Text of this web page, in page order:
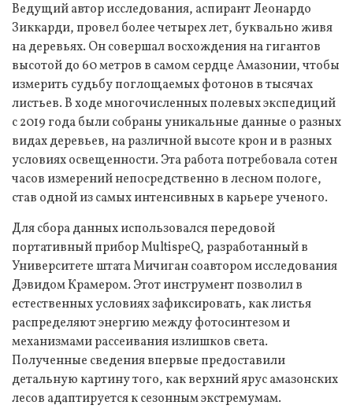
Ведущий автор исследования, аспирант Леонардо
Зиккарди, провел более четырех лет, буквально живя
на деревьях. Он совершал восхождения на гигантов
высотой до 60 метров в самом сердце Амазонии, чтобы
измерить судьбу поглощаемых фотонов в тысячах
листьев. В ходе многочисленных полевых экспедиций
с 2019 года были собраны уникальные данные о разных
видах деревьев, на различной высоте крон и в разных
условиях освещенности. Эта работа потребовала сотен
часов измерений непосредственно в лесном пологе,
став одной из самых интенсивных в карьере ученого.
Для сбора данных использовался передовой
портативный прибор MultispeQ, разработанный в
Университете штата Мичиган соавтором исследования
Дэвидом Крамером. Этот инструмент позволил в
естественных условиях зафиксировать, как листья
распределяют энергию между фотосинтезом и
механизмами рассеивания излишков света.
Полученные сведения впервые предоставили
детальную картину того, как верхний ярус амазонских
лесов адаптируется к сезонным экстремумам.